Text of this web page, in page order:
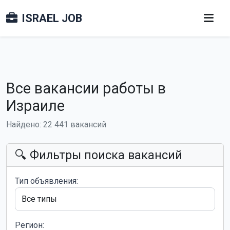
ISRAEL JOB
Все вакансии работы в
Израиле
Найдено: 22 441 вакансий
🔍 Фильтры поиска вакансий
Тип объявления:
Регион: